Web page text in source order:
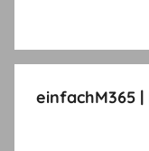
einfachM365